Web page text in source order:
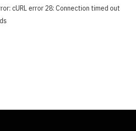
cURL error 28: Connection timed out